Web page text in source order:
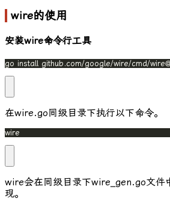
wire的使用
安装wire命令行工具
go install github.com/google/wire/cmd/
在wire.go同级目录下执行以下命令。
wire
wire会在同级目录下wire_gen.go文件
现。